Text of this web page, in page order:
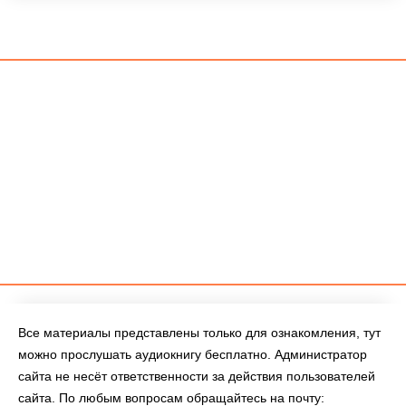
Все материалы представлены только для ознакомления, тут
можно прослушать аудиокнигу бесплатно. Администратор
сайта не несёт ответственности за действия пользователей
сайта. По любым вопросам обращайтесь на почту: